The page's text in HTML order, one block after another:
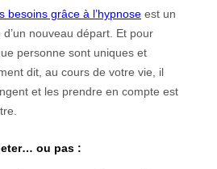
besoins grâce à l’hypnose est un
nouveau départ. Et pour
personne sont uniques et
dit, au cours de votre vie, il
et les prendre en compte est
ou pas :